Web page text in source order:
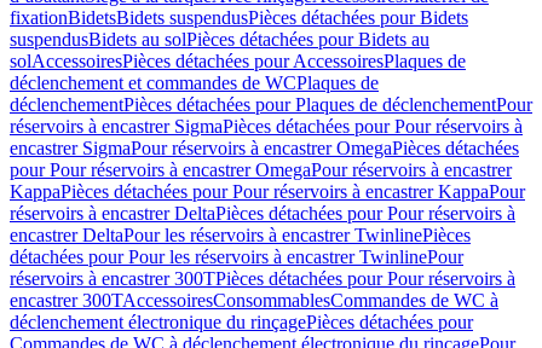
fixationBidetsBidets suspendusPièces détachées pour Bidets
suspendusBidets au solPièces détachées pour Bidets au
solAccessoiresPièces détachées pour AccessoiresPlaques de
déclenchement et commandes de WCPlaques de
déclenchementPièces détachées pour Plaques de déclenchementPour
réservoirs à encastrer SigmaPièces détachées pour Pour réservoirs à
encastrer SigmaPour réservoirs à encastrer OmegaPièces détachées
pour Pour réservoirs à encastrer OmegaPour réservoirs à encastrer
KappaPièces détachées pour Pour réservoirs à encastrer KappaPour
réservoirs à encastrer DeltaPièces détachées pour Pour réservoirs à
encastrer DeltaPour les réservoirs à encastrer TwinlinePièces
détachées pour Pour les réservoirs à encastrer TwinlinePour
réservoirs à encastrer 300TPièces détachées pour Pour réservoirs à
encastrer 300TAccessoiresConsommablesCommandes de WC à
déclenchement électronique du rinçagePièces détachées pour
Commandes de WC à déclenchement électronique du rinçagePour